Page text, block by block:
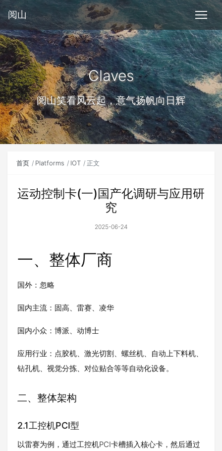
阅山
Claves
阅山笑看风云起，意气扬帆向日辉
首页 Platforms IOT 正文
运动控制卡(一)国产化调研与应用研
究
2025-06-24
一、整体厂商
国外：忽略
国内主流：固高、雷赛、凌华
国内小众：博派、动博士
应用行业：点胶机、激光切割、螺丝机、自动上下料机、
钻孔机、视觉分拣、对位贴合等等自动化设备。
二、整体架构
2.1工控机PCI型
以雷赛为例，通过工控机PCI卡槽插入核心卡，然后通过